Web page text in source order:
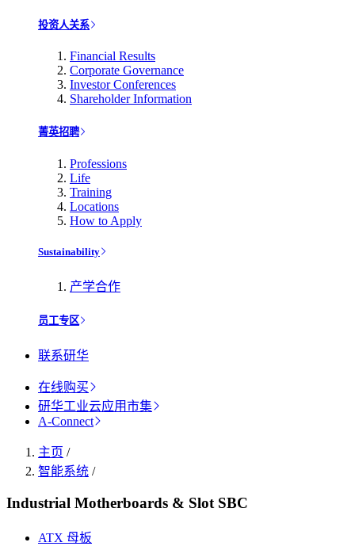
投资人关系
Financial Results
Corporate Governance
Investor Conferences
Shareholder Information
菁英招聘
Professions
Life
Training
Locations
How to Apply
Sustainability
产学合作
员工专区
联系研华
在线购买
研华工业云应用市集
A-Connect
主页 /
智能系统 /
Industrial Motherboards & Slot SBC
ATX 母板